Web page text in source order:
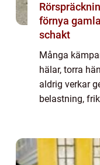
Rörspräckning effektiv metod
förnya
schakt
Många
hälar, torra
aldrig verkar
belastning,